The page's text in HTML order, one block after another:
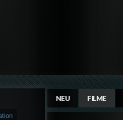
NEU FILME